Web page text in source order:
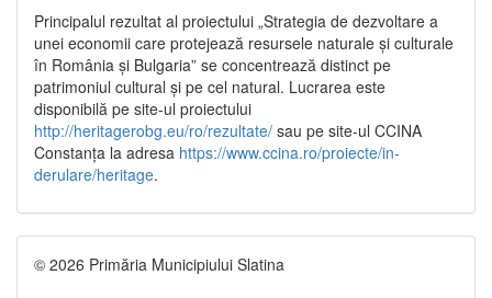
Principalul rezultat al proiectului „Strategia de dezvoltare a
unei economii care protejează resursele naturale și culturale
în România și Bulgaria” se concentrează distinct pe
patrimoniul cultural și pe cel natural. Lucrarea este
disponibilă pe site-ul proiectului
http://heritagerobg.eu/ro/rezultate/ sau pe site-ul CCINA
Constanța la adresa https://www.ccina.ro/proiecte/in-
derulare/heritage.
© 2026 Primăria Municipiului Slatina